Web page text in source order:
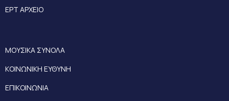
ΕΡΤ ΑΡΧΕΙΟ
ΜΟΥΣΙΚΑ ΣΥΝΟΛΑ
ΚΟΙΝΩΝΙΚΗ ΕΥΘΥΝΗ
ΕΠΙΚΟΙΝΩΝΙΑ